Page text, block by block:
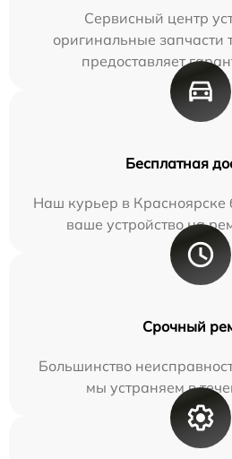
Сервисный центр
оригинальные запчасти
предоставляет
Бесплатная
Наш курьер в Красноярске
ваше устройство на
Срочный
Большинство
мы устраняем в